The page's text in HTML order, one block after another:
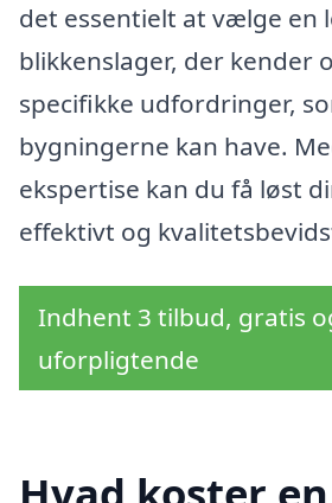
det essentielt at vælge en
blikkenslager, der kender
specifikke udfordringer,
bygningerne kan have.
ekspertise kan du få løst
effektivt og
Indhent 3 tilbud, gratis
uforpligtende